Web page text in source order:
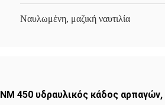
Ναυλωμένη, μαζική ναυτιλία
NM 450 υδραυλικός κάδος αρπαγών,